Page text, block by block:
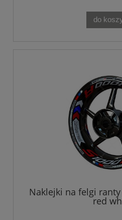
do
Naklejki na felgi ranty
red